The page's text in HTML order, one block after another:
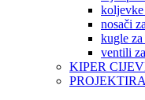
koljevke
nosači
kugle
ventili
KIPER